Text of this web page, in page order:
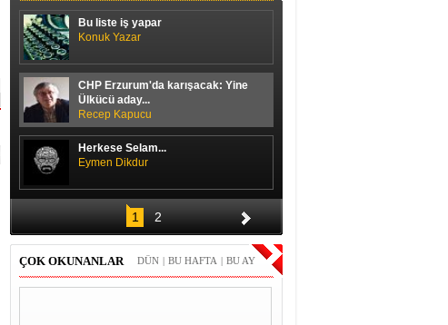
Bu liste iş yapar
Konuk Yazar
CHP Erzurum'da karışacak: Yine
Ülkücü aday...
Recep Kapucu
Herkese Selam...
Eymen Dikdur
Durmuş Duran
1 2
ÇOK OKUNANLAR BU AY
|
BU HAFTA
|
DÜN